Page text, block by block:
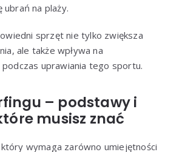
ubrań na plaży.
sprzęt nie tylko zwiększa
ale także wpływa na
uprawiania tego sportu.
– podstawy i
musisz znać
wymaga zarówno umiejętności